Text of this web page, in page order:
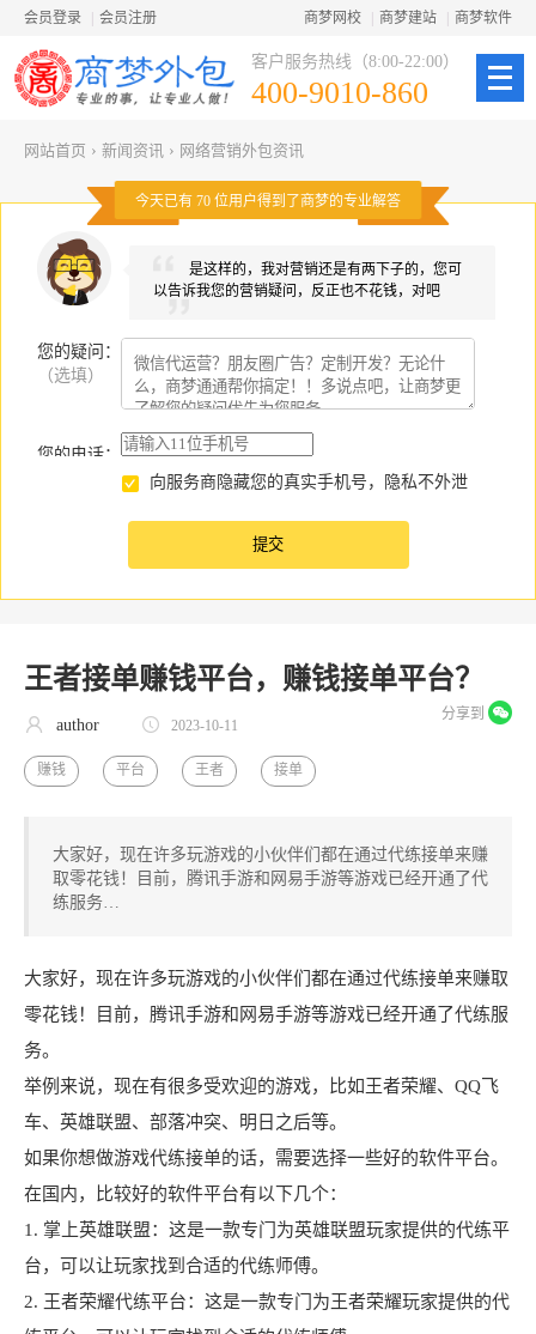
会员登录 会员注册 商梦网校 商梦建站 商梦软件
客户服务热线（8:00-22:00）
400-9010-860
网站首页 › 新闻资讯 › 网络营销外包资讯
今天已有 70 位用户得到了商梦的专业解答
是这样的，我对营销还是有两下子的，您可
以告诉我您的营销疑问，反正也不花钱，对吧
您的疑问
（选填）
：
您的电话：
向服务商隐藏您的真实手机号，隐私不外泄
王者接单赚钱平台，赚钱接单平台？
分享到
author 2023-10-11
赚钱 平台 王者 接单
大家好，现在许多玩游戏的小伙伴们都在通过代练接单来赚
取零花钱！目前，腾讯手游和网易手游等游戏已经开通了代
练服务…
大家好，现在许多玩游戏的小伙伴们都在通过代练接单来赚取
零花钱！目前，腾讯手游和网易手游等游戏已经开通了代练服
务。
举例来说，现在有很多受欢迎的游戏，比如王者荣耀、QQ飞
车、英雄联盟、部落冲突、明日之后等。
如果你想做游戏代练接单的话，需要选择一些好的软件平台。
在国内，比较好的软件平台有以下几个：
1. 掌上英雄联盟：这是一款专门为英雄联盟玩家提供的代练平
台，可以让玩家找到合适的代练师傅。
2. 王者荣耀代练平台：这是一款专门为王者荣耀玩家提供的代